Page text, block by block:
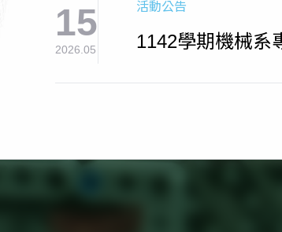
15
2026.05
活動公告
1142學期機械系